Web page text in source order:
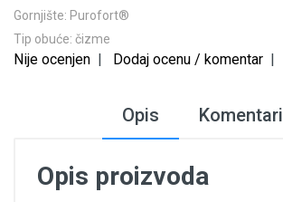
Gornjište: Purofort®
Tip obuće: čizme
Nije ocenjen | Dodaj ocenu / komentar |
Opis Komentari
Opis proizvoda